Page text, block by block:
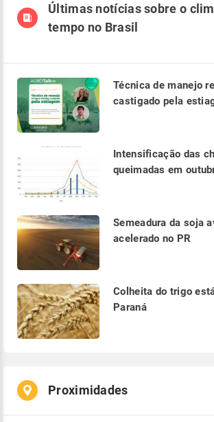
Últimas notícias sobre o
tempo no Brasil
Técnica de manejo
castigado pela
Intensificação das
queimadas em
Semeadura da soja
acelerado no PR
Colheita do trigo
Paraná
Proximidades